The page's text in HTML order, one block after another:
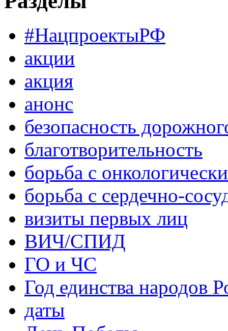
#НацпроектыРФ
акции
акция
анонс
безопасность
благотворительность
борьба с
борьба с сердечно-
визиты первых лиц
ВИЧ/СПИД
ГО и ЧС
Год единства народов
даты